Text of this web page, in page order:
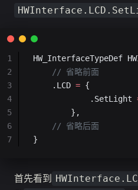
HW_InterfaceTypeDef
    // 省略前面
    .LCD
= {
            .SetLight
        },
    // 省略后面
}
1
2
3
4
5
6
7
首先看到